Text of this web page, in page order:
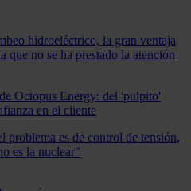
hidroeléctrico, la gran ventaja
que no se ha prestado la atención
Octopus Energy: del 'pulpito'
en el cliente
problema es de control de tensión,
es la nuclear"